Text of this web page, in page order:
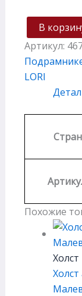
В
Артикул:
LORI
Похожие